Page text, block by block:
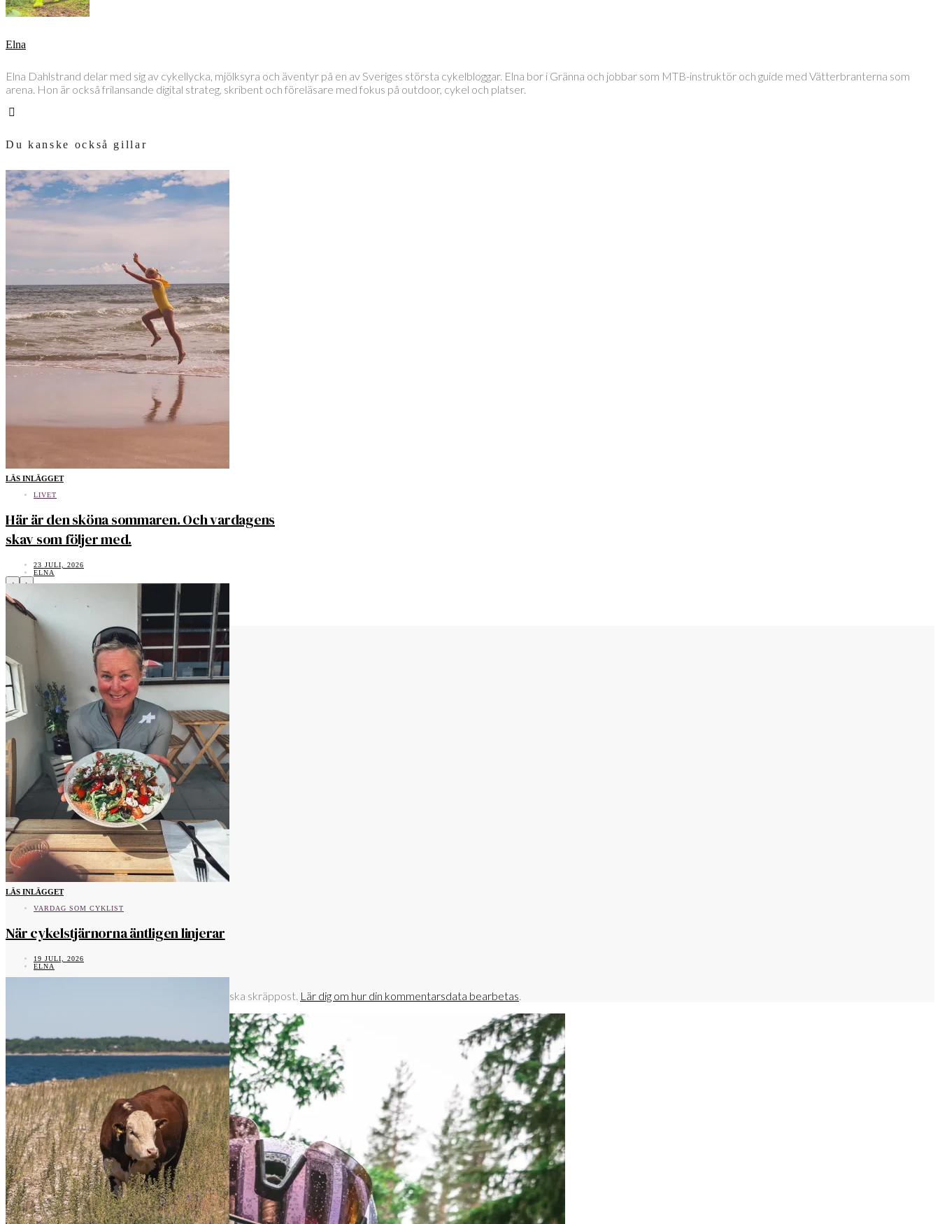
Elna
Elna Dahlstrand delar med sig av cykellycka, mjölksyra och äventyr på en av Sveriges största cykelbloggar. Elna bor i Gränna och jobbar som MTB-instruktör och guide med Vätterbranterna som
arena. Hon är också frilansande digital strateg, skribent och föreläsare med fokus på outdoor, cykel och platser.
Du kanske också gillar
LÄS INLÄGGET
LIVET
Här är den sköna sommaren. Och vardagens
skav som följer med.
23 JULI, 2026
ELNA
LÄS INLÄGGET
VARDAG SOM CYKLIST
När cykelstjärnorna äntligen linjerar
19 JULI, 2026
ELNA
‹ ›
Vad tycker du?
Denna webbplats använder Akismet för att minska skräppost. Lär dig om hur din kommentarsdata bearbetas.